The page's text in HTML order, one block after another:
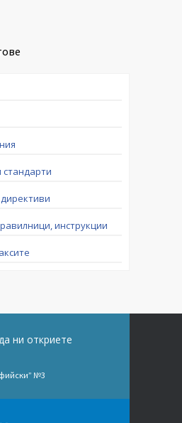
инструкции
ни откриете
№3